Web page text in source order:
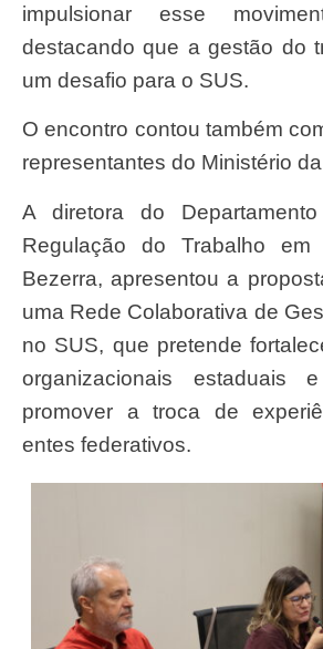
impulsionar esse
destacando que a gestão do
um desafio para o SUS.
O encontro contou também com a presença de
representantes do Ministério
A diretora do Departamento de Gestão e
Regulação do Trabalho em
Bezerra, apresentou a
uma Rede Colaborativa de
no SUS, que pretende
organizacionais estaduais
promover a troca de
entes federativos.